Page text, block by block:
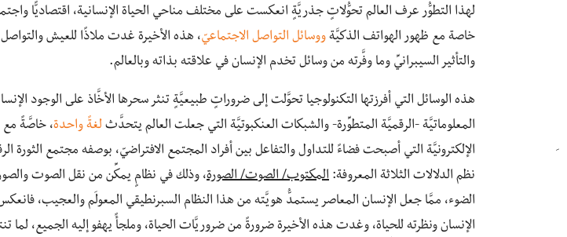
لهذا التطوُّر عرف العالم تحوُّلاتٍ جذريَّةٍ انعكست على مختلف مناحي الحياة الإنسانية، اقتصاديًّا
خاصة مع ظهور الهواتف الذكيَّة ووسائل التواصل الاجتماعيّ، هذه الأخيرة غدت ملاذًا للعيش والتواصل
والتأثير السيبرانيِّ وما وفَّرته من وسائل تخدم الإنسان في علاقته بذاته وبالعالم.
هذه الوسائل التي أفرزتها التكنولوجيا تحوَّلت إلى ضروراتٍ طبيعيَّةٍ تنثر سحرها الأخَّاذ على الوجود
المعلوماتيَّة -الرقميَّة المتطوِّرة- والشبكات العنكبوتيَّة التي جعلت العالم يتحدَّث لغةً واحدة، خاصَّةً
الإلكترونيَّة التي أصبحت فضاءً للتداول والتفاعل بين أفراد المجتمع الافتراضيّ، بوصفه مجتمع الثورة
نظم الدلالات الثلاثة المعروفة: المكتوب/ الصوت/ الصورة، وذلك في نظامٍ يمكِّن من نقل الصوت
الضوء، ممَّا جعل الإنسان المعاصر يستمدُّ هويَّته من هذا النظام السبرنطيقي المعولَم والعجيب،
الإنسان ونظرته للحياة، وغدت هذه الأخيرة ضرورةً من ضروريَّات الحياة، وملجأً يهفو إليه الجميع، لما